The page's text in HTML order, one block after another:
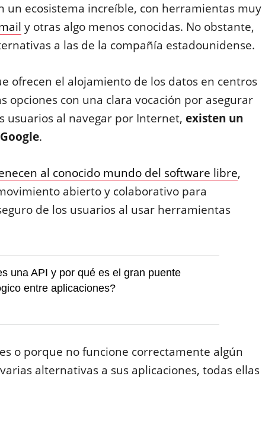
un ecosistema increíble, con herramientas muy
y otras algo menos conocidas. No obstante,
a las de la compañía estadounidense.
ofrecen el alojamiento de los datos en centros
opciones con una clara vocación por asegurar
usuarios al navegar por Internet, existen un
.
al conocido mundo del software libre,
abierto y colaborativo para
de los usuarios al usar herramientas
una API y por qué es el gran puente
entre aplicaciones?
o porque no funcione correctamente algún
alternativas a sus aplicaciones, todas ellas